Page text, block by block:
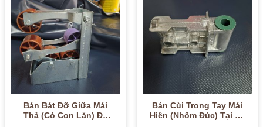
Bán Bát Đỡ Giữa Mái
Thả (Có Con Lăn) Đà
Bán Cùi Trong Tay Mái
Hiên (Nhôm Đúc) Tại Đà